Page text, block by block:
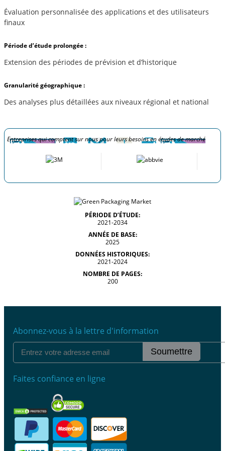
Évaluation personnalisée des applications et des utilisateurs
finaux
Période d’étude prolongée :
Extension des périodes de prévision et d’historique
Granularité géographique :
Des analyses plus détaillées aux niveaux régional et national
Entreprises qui comptent sur nous pour leurs besoins en études de marché
PÉRIODE D’ÉTUDE:
2021-2034
ANNÉE DE BASE:
2025
DONNÉES HISTORIQUES:
2021-2024
NOMBRE DE PAGES:
200
Abonnez-vous à la lettre d'information
Soumettre
Faites confiance en ligne